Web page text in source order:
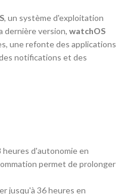
, un système d'exploitation
dernière version, watchOS
une refonte des applications
notifications et des
heures d'autonomie en
permet de prolonger
jusqu'à 36 heures en